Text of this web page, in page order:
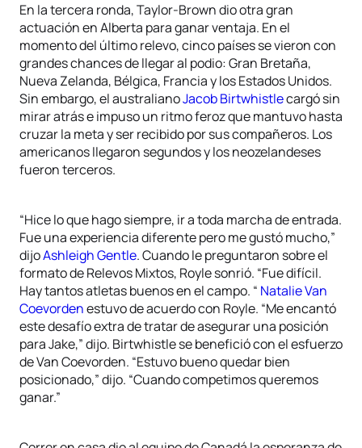
En la tercera ronda, Taylor-Brown dio otra gran
actuación en Alberta para ganar ventaja. En el
momento del último relevo, cinco países se vieron con
grandes chances de llegar al podio: Gran Bretaña,
Nueva Zelanda, Bélgica, Francia y los Estados Unidos.
Sin embargo, el australianoJacob Birtwhistlecargó sin
mirar atrás e impuso un ritmo feroz que mantuvo hasta
cruzar la meta y ser recibido por sus compañeros. Los
americanos llegaron segundos y los neozelandeses
fueron terceros.
“Hice lo que hago siempre, ir a toda marcha de entrada.
Fue una experiencia diferente pero me gustó mucho,”
dijoAshleigh Gentle. Cuando le preguntaron sobre el
formato de Relevos Mixtos, Royle sonrió. “Fue difícil.
Hay tantos atletas buenos en el campo. “ Natalie Van
Coevordenestuvo de acuerdo con Royle. “Me encantó
este desafío extra de tratar de asegurar una posición
para Jake,” dijo. Birtwhistle se benefició con el esfuerzo
de Van Coevorden. “Estuvo bueno quedar bien
posicionado,” dijo. “Cuando competimos queremos
ganar.”